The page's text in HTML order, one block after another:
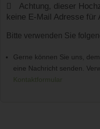
Achtung, dieser
keine E-Mail Adresse für
Bitte verwenden Sie
Gerne können Sie uns,
eine Nachricht senden.
Kontaktformular